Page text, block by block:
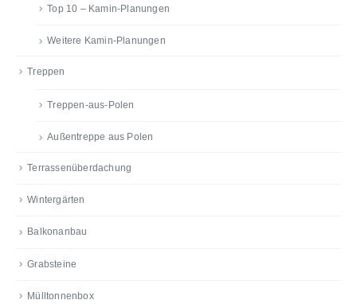
Top 10 – Kamin-Planungen
Weitere Kamin-Planungen
Treppen
Treppen-aus-Polen
Außentreppe aus Polen
Terrassenüberdachung
Wintergärten
Balkonanbau
Grabsteine
Mülltonnenbox